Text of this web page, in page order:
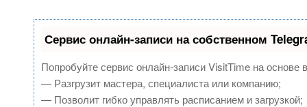
Сервис онлайн-записи на собственном
Попробуйте сервис онлайн-записи VisitTime на основе
— Разгрузит мастера, специалиста или компанию;
— Позволит гибко управлять расписанием и загрузкой;